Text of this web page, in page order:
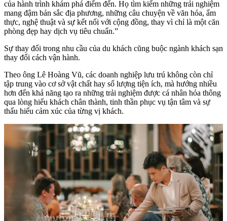
của hành trình khám phá điểm đến. Họ tìm kiếm những trải nghiệm
mang đậm bản sắc địa phương, những câu chuyện về văn hóa, ẩm
thực, nghệ thuật và sự kết nối với cộng đồng, thay vì chỉ là một căn
phòng đẹp hay dịch vụ tiêu chuẩn.”
Sự thay đổi trong nhu cầu của du khách cũng buộc ngành khách sạn
thay đổi cách vận hành.
Theo ông Lê Hoàng Vũ, các doanh nghiệp lưu trú không còn chỉ
tập trung vào cơ sở vật chất hay số lượng tiện ích, mà hướng nhiều
hơn đến khả năng tạo ra những trải nghiệm được cá nhân hóa thông
qua lòng hiếu khách chân thành, tinh thần phục vụ tận tâm và sự
thấu hiểu cảm xúc của từng vị khách.